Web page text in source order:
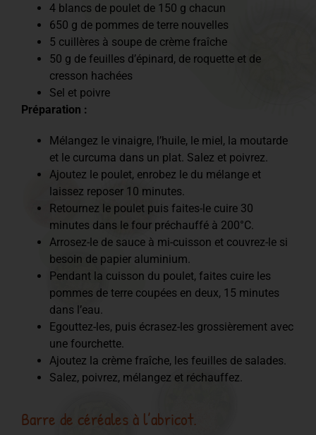
4 blancs de poulet de 150 g chacun
650 g de pommes de terre nouvelles
5 cuillères à soupe de crème fraîche
50 g de feuilles d’épinard, de roquette et de
cresson hachées
Sel et poivre
Préparation :
Mélangez le vinaigre, l’huile, le miel, la moutarde
et le curcuma dans un plat. Salez et poivrez.
Ajoutez le poulet, enrobez le du mélange et
laissez reposer 10 minutes.
Retournez le poulet puis faites-le cuire 30
minutes dans le four préchauffé à 200°C.
Arrosez-le de sauce à mi-cuisson et couvrez-le si
besoin de papier aluminium.
Pendant la cuisson du poulet, faites cuire les
pommes de terre coupées en deux, 15 minutes
dans l’eau.
Egouttez-les, puis écrasez-les grossièrement avec
une fourchette.
Ajoutez la crème fraîche, les feuilles de salades.
Salez, poivrez, mélangez et réchauffez.
Barre de céréales à l’abricot.